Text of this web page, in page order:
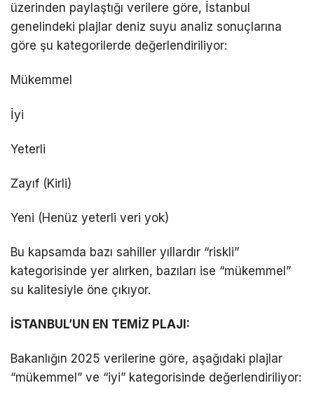
üzerinden paylaştığı verilere göre, İstanbul
genelindeki plajlar deniz suyu analiz sonuçlarına
göre şu kategorilerde değerlendiriliyor:
Mükemmel
İyi
Yeterli
Zayıf (Kirli)
Yeni (Henüz yeterli veri yok)
Bu kapsamda bazı sahiller yıllardır “riskli”
kategorisinde yer alırken, bazıları ise “mükemmel”
su kalitesiyle öne çıkıyor.
İSTANBUL’UN EN TEMİZ PLAJI:
Bakanlığın 2025 verilerine göre, aşağıdaki plajlar
“mükemmel” ve “iyi” kategorisinde değerlendiriliyor: